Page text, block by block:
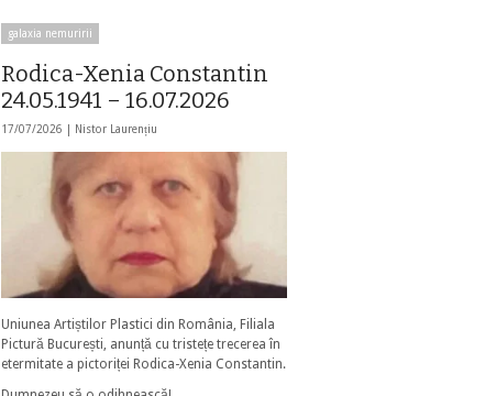
galaxia nemuririi
Rodica-Xenia Constantin
24.05.1941 – 16.07.2026
17/07/2026 | Nistor Laurențiu
Uniunea Artiștilor Plastici din România, Filiala
Pictură București, anunță cu tristețe trecerea în
etermitate a pictoriței Rodica-Xenia Constantin.